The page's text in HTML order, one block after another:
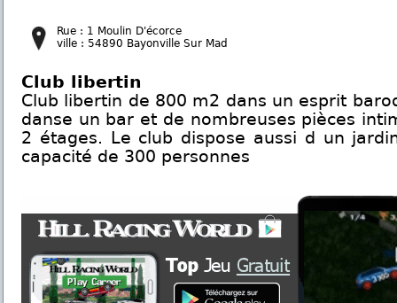
Rue : 1 Moulin D'écorce
ville : 54890 Bayonville Sur Mad
Club libertin
Club libertin de 800 m2 dans un esprit
danse un bar et de nombreuses pièces
2 étages. Le club dispose aussi d un
capacité de 300 personnes